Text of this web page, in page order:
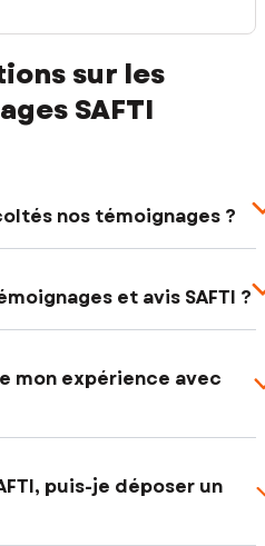
sur les
SAFTI
nos témoignages ?
et avis SAFTI ?
mon expérience avec
puis-je déposer un